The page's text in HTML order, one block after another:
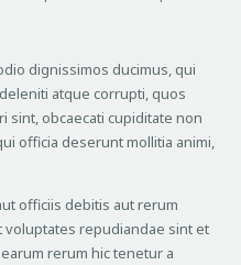
dignissimos ducimus, qui
atque corrupti, quos
sint, obcaecati cupiditate non
officia deserunt mollitia animi,
officiis debitis aut rerum
repudiandae sint et
rerum hic tenetur a